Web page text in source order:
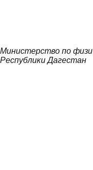
Министерство по
Республики Дагестан